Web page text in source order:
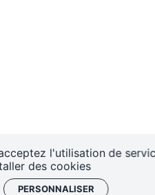
l'utilisation de
des cookies
PERSONNALISER